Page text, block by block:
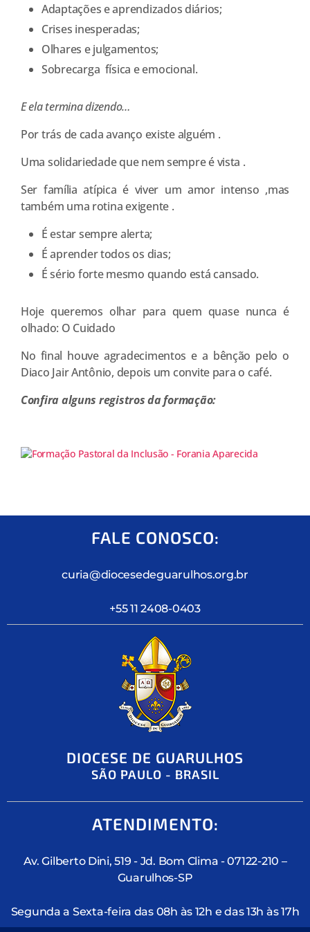
Adaptações e aprendizados diários;
Crises inesperadas;
Olhares e julgamentos;
Sobrecarga física e emocional.
E ela termina dizendo…
Por trás de cada avanço existe alguém .
Uma solidariedade que nem sempre é vista .
Ser família atípica é viver um amor intenso ,mas
também uma rotina exigente .
É estar sempre alerta;
É aprender todos os dias;
É sério forte mesmo quando está cansado.
Hoje queremos olhar para quem quase nunca é
olhado: O Cuidado
No final houve agradecimentos e a bênção pelo o
Diaco Jair Antônio, depois um convite para o café.
Confira alguns registros da formação:
FALE CONOSCO:
curia@diocesedeguarulhos.org.br
+55 11 2408-0403
DIOCESE DE GUARULHOS
SÃO PAULO - BRASIL
ATENDIMENTO:
Av. Gilberto Dini, 519 - Jd. Bom Clima - 07122-210 –
Guarulhos-SP
Segunda a Sexta-feira das 08h às 12h e das 13h às 17h